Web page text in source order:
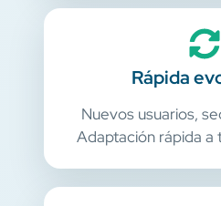
Rápida
Nuevos usuarios,
Adaptación rápida a